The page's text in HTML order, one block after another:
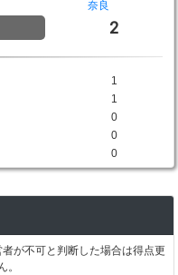
奈良
2
1
1
0
0
0
が不可と判断した場合は得点更
。